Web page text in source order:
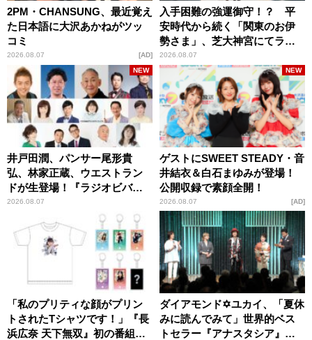
2PM・CHANSUNG、最近覚え
た日本語に大沢あかねがツッ
コミ
2026.08.07 AD
入手困難の強運御守！？ 平
安時代から続く「関東のお伊
勢さま」、芝大神宮にてラン
パンプスが合格祈願！
2026.08.07
井戸田潤、パンサー尾形貴
弘、林家正蔵、ウエストラン
ドが生登場！『ラジオビバリ
ー昼ズ』
2026.08.07
NEW
ゲストにSWEET STEADY・音
井結衣＆白石まゆみが登場！
公開収録で素顔全開！
2026.08.07
NEW
AD
「私のプリティな顔がプリン
トされたTシャツです！」『長
浜広奈 天下無双』初の番組グ
ダイアモンド✡ユカイ、「夏休
みに読んでみて」世界的ベス
トセラー『アナスタシア』を